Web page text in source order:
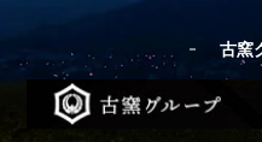
古窯